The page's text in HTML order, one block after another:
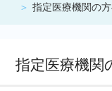
指定医療機関の
指定医療機関